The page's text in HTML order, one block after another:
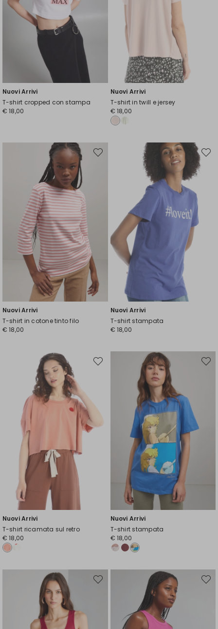
Nuovi Arrivi
T-shirt cropped con stampa
€ 18,00
Nuovi Arrivi
T-shirt in twill e jersey
€ 18,00
Nuovi Arrivi
T-shirt in cotone tinto filo
€ 18,00
Sposta
Nuovi Arrivi
T-shirt stampata
€ 18,00
Nuovi Arrivi
T-shirt ricamata sul retro
€ 18,00
Sposta
Nuovi Arrivi
T-shirt stampata
€ 18,00
Sposta